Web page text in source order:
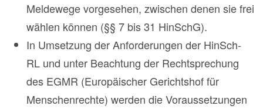
Meldewege vorgesehen, zwischen denen sie frei
wählen können (§§ 7 bis 31 HinSchG).
In Umsetzung der Anforderungen der HinSch-
RL und unter Beachtung der Rechtsprechung
des EGMR (Europäischer Gerichtshof für
Menschenrechte) werden die Voraussetzungen